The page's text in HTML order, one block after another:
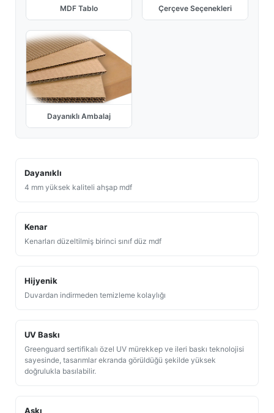
MDF Tablo Çerçeve Seçenekleri
Dayanıklı Ambalaj
Dayanıklı
4 mm yüksek kaliteli ahşap mdf
Kenar
Kenarları düzeltilmiş birinci sınıf düz mdf
Hijyenik
Duvardan indirmeden temizleme kolaylığı
UV Baskı
Greenguard sertifikalı özel UV mürekkep ve ileri baskı teknolojisi
sayesinde, tasarımlar ekranda görüldüğü şekilde yüksek
doğrulukla basılabilir.
Askı